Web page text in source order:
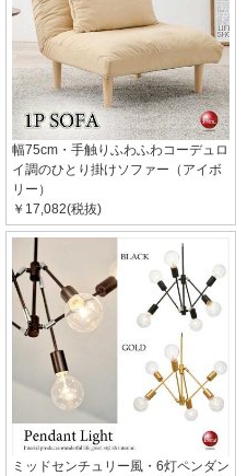
幅75cm・手触りふわふわコーデュロ
イ調のひとり掛けソファー（アイボ
リー）
￥17,082(税抜)
ミッドセンチュリー風・6灯ペンダン